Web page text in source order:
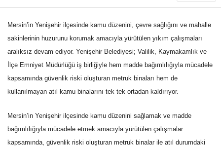
Mersin’in Yenişehir ilçesinde kamu düzenini, çevre sağlığını ve mahalle
sakinlerinin huzurunu korumak amacıyla yürütülen yıkım çalışmaları
aralıksız devam ediyor. Yenişehir Belediyesi; Valilik, Kaymakamlık ve
İlçe Emniyet Müdürlüğü iş birliğiyle hem madde bağımlılığıyla mücadele
kapsamında güvenlik riski oluşturan metruk binaları hem de
kullanılmayan atıl kamu binalarını tek tek ortadan kaldırıyor.
Mersin’in Yenişehir ilçesinde kamu düzenini sağlamak ve madde
bağımlılığıyla mücadele etmek amacıyla yürütülen çalışmalar
kapsamında, güvenlik riski oluşturan metruk binalar ile atıl durumdaki